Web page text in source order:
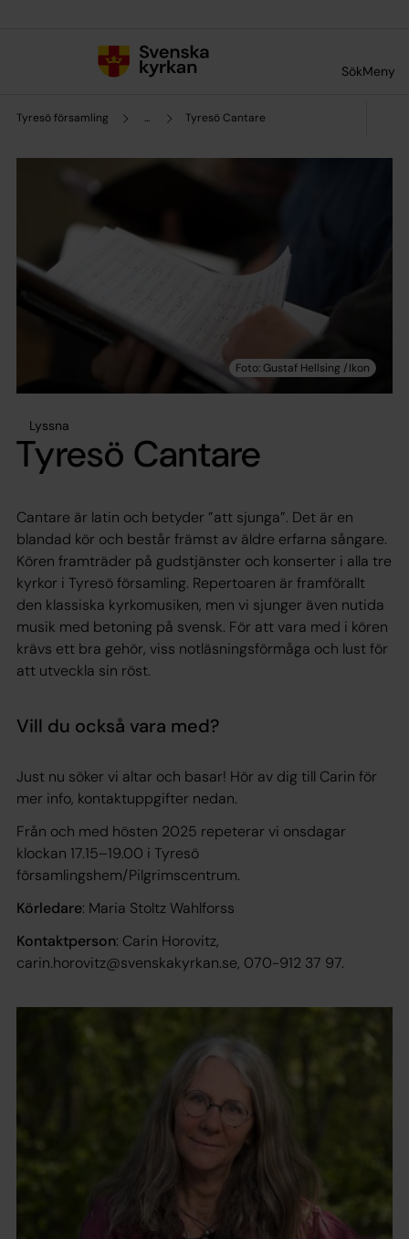
SökMeny
Tyresö församling ... Tyresö Cantare
Lyssna
Tyresö Cantare
Cantare är latin och betyder ”att sjunga”. Det är en
blandad kör och består främst av äldre erfarna sångare.
Kören framträder på gudstjänster och konserter i alla tre
kyrkor i Tyresö församling. Repertoaren är framförallt
den klassiska kyrkomusiken, men vi sjunger även nutida
musik med betoning på svensk. För att vara med i kören
krävs ett bra gehör, viss notläsningsförmåga och lust för
att utveckla sin röst.
Vill du också vara med?
Just nu söker vi altar och basar! Hör av dig till Carin för
mer info, kontaktuppgifter nedan.
Från och med hösten 2025 repeterar vi onsdagar
klockan 17.15–19.00 i Tyresö
församlingshem/Pilgrimscentrum.
Körledare: Maria Stoltz Wahlforss
Kontaktperson: Carin Horovitz,
carin.horovitz@svenskakyrkan.se, 070-912 37 97.